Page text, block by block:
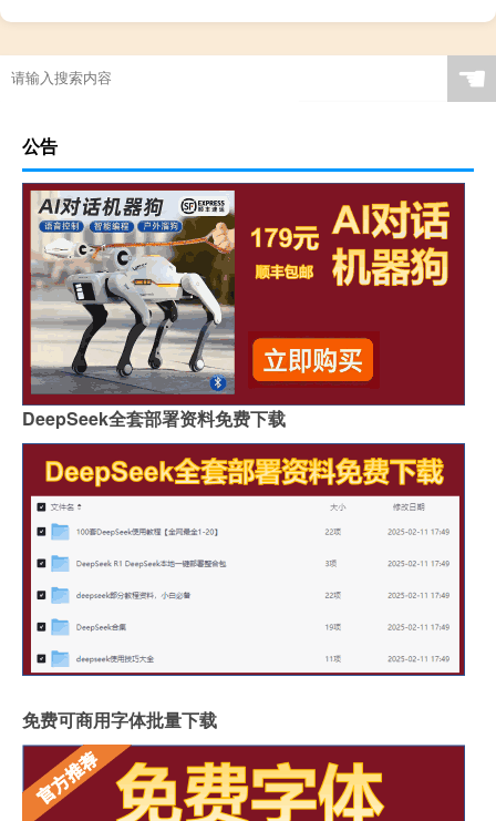
☚
公告
DeepSeek全套部署资料免费下载
免费可商用字体批量下载